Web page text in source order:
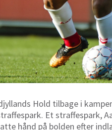
Hold tilbage i
Et straffespark,
hånd på bolden efter